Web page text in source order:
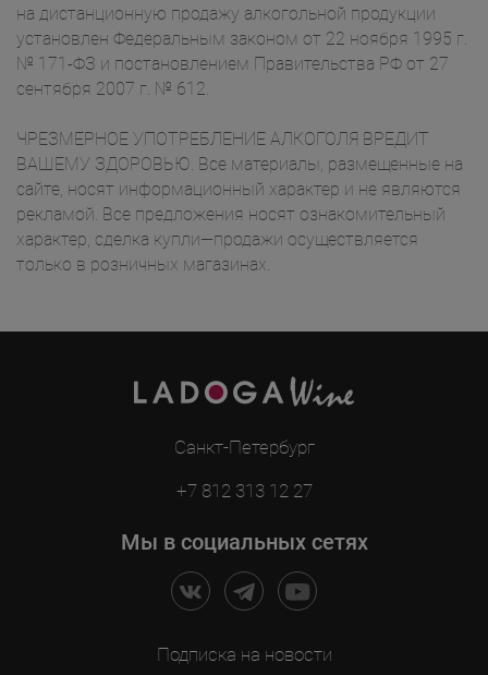
на дистанционную продажу алкогольной продукции
установлен Федеральным законом от 22 ноября 1995 г.
№ 171-ФЗ и постановлением Правительства РФ от 27
сентября 2007 г. № 612.
ЧРЕЗМЕРНОЕ УПОТРЕБЛЕНИЕ АЛКОГОЛЯ ВРЕДИТ
ВАШЕМУ ЗДОРОВЬЮ. Все материалы, размещенные на
сайте, носят информационный характер и не являются
рекламой. Все предложения носят ознакомительный
характер, сделка купли—продажи осуществляется
только в розничных магазинах.
Санкт-Петербург
+7 812 313 12 27
Мы в социальных сетях
Подписка на новости